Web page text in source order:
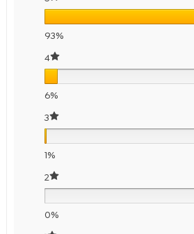
93%
4
6%
3
1%
2
0%